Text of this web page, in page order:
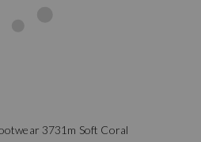
3731m Soft Coral